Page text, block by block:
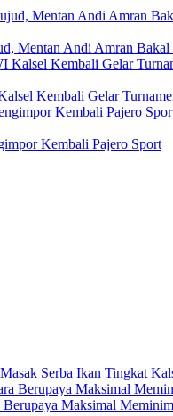
Mentan Andi Amran
Kembali Gelar
Kembali Pajero Sport
Serba Ikan Tingkat
Maksimal